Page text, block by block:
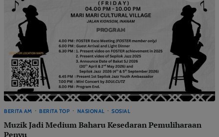
BERITA AM BERITA TOP NASIONAL SOSIAL
Muzik Jadi Medium Baharu Kesedaran Pemuliharaan
Penyu